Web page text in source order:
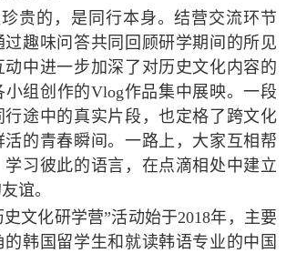
贵的，是同行本身。结营交流环节
过趣味问答共同回顾研学期间的所见
动中进一步加深了对历史文化内容的
小组创作的Vlog作品集中展映。一段
行途中的真实片段，也定格了跨文化
活的青春瞬间。一路上，大家互相帮
习彼此的语言，在点滴相处中建立
谊。
文化研学营”活动始于2018年，主要
韩国留学生和就读韩语专业的中国